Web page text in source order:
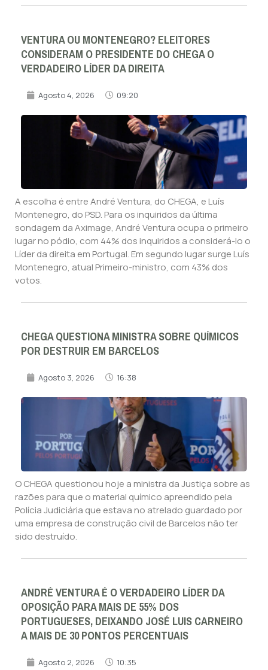
VENTURA OU MONTENEGRO? ELEITORES
CONSIDERAM O PRESIDENTE DO CHEGA O
VERDADEIRO LÍDER DA DIREITA
Agosto 4, 2026 09:20
A escolha é entre André Ventura, do CHEGA, e Luís
Montenegro, do PSD. Para os inquiridos da última
sondagem da Aximage, André Ventura ocupa o primeiro
lugar no pódio, com 44% dos inquiridos a considerá-lo o
Líder da direita em Portugal. Em segundo lugar surge Luís
Montenegro, atual Primeiro-ministro, com 43% dos
votos.
CHEGA QUESTIONA MINISTRA SOBRE QUÍMICOS
POR DESTRUIR EM BARCELOS
Agosto 3, 2026 16:38
O CHEGA questionou hoje a ministra da Justiça sobre as
razões para que o material químico apreendido pela
Polícia Judiciária que estava no atrelado guardado por
uma empresa de construção civil de Barcelos não ter
sido destruído.
ANDRÉ VENTURA É O VERDADEIRO LÍDER DA
OPOSIÇÃO PARA MAIS DE 55% DOS
PORTUGUESES, DEIXANDO JOSÉ LUIS CARNEIRO
A MAIS DE 30 PONTOS PERCENTUAIS
Agosto 2, 2026 10:35